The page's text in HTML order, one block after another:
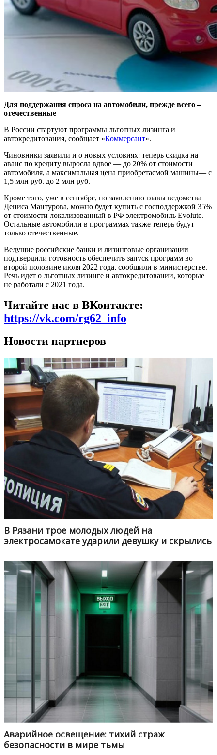
Для поддержания спроса на автомобили, прежде всего –
отечественные
В России стартуют программы льготных лизинга и
автокредитования, сообщает «Коммерсант».
Чиновники заявили и о новых условиях: теперь скидка на
аванс по кредиту выросла вдвое — до 20% от стоимости
автомобиля, а максимальная цена приобретаемой машины— с
1,5 млн руб. до 2 млн руб.
Кроме того, уже в сентябре, по заявлению главы ведомства
Дениса Мантурова, можно будет купить с господдержкой 35%
от стоимости локализованный в РФ электромобиль Evolute.
Остальные автомобили в программах также теперь будут
только отечественные.
Ведущие российские банки и лизинговые организации
подтвердили готовность обеспечить запуск программ во
второй половине июля 2022 года, сообщили в министерстве.
Речь идет о льготных лизинге и автокредитовании, которые
не работали с 2021 года.
Читайте нас в ВКонтакте:
https://vk.com/rg62_info
Новости партнеров
В Рязани трое молодых людей на
электросамокате ударили девушку и скрылись
Аварийное освещение: тихий страж
безопасности в мире тьмы